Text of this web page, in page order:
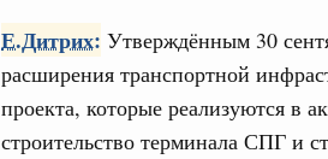
Е.Дитрих: Утверждённым 30
расширения транспортной
проекта, которые реализуются в
строительство терминала СПГ и